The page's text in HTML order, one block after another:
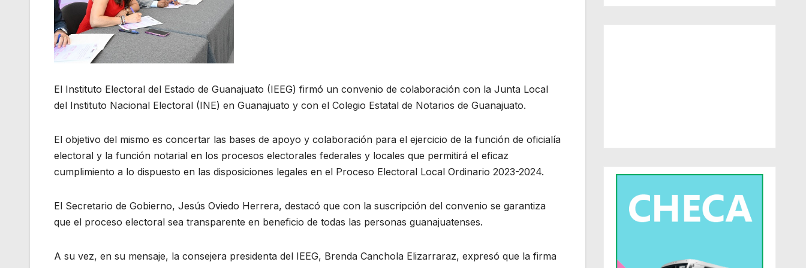
El Instituto Electoral del Estado de Guanajuato (IEEG) firmó un convenio de colaboración con la Junta Local
del Instituto Nacional Electoral (INE) en Guanajuato y con el Colegio Estatal de Notarios de Guanajuato.
El objetivo del mismo es concertar las bases de apoyo y colaboración para el ejercicio de la función de oficialía
electoral y la función notarial en los procesos electorales federales y locales que permitirá el eficaz
cumplimiento a lo dispuesto en las disposiciones legales en el Proceso Electoral Local Ordinario 2023-2024.
El Secretario de Gobierno, Jesús Oviedo Herrera, destacó que con la suscripción del convenio se garantiza
que el proceso electoral sea transparente en beneficio de todas las personas guanajuatenses.
A su vez, en su mensaje, la consejera presidenta del IEEG, Brenda Canchola Elizarraraz, expresó que la firma